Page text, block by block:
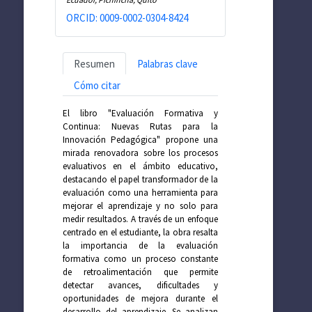
ORCID: 0009-0002-0304-8424
Resumen
Palabras clave
Cómo citar
El libro "Evaluación Formativa y
Continua: Nuevas Rutas para la
Innovación Pedagógica" propone una
mirada renovadora sobre los procesos
evaluativos en el ámbito educativo,
destacando el papel transformador de la
evaluación como una herramienta para
mejorar el aprendizaje y no solo para
medir resultados. A través de un enfoque
centrado en el estudiante, la obra resalta
la importancia de la evaluación
formativa como un proceso constante
de retroalimentación que permite
detectar avances, dificultades y
oportunidades de mejora durante el